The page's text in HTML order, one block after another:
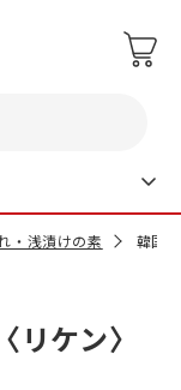
・浅漬けの素 韓国
ケン〉